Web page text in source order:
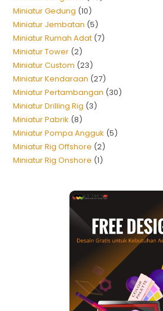
Miniatur Gedung 10
Miniatur Jembatan 5
Miniatur Rumah Adat 7
Miniatur Tower 2
Miniatur Custom 23
Miniatur Kendaraan 27
Miniatur Pertambangan 30
Miniatur Drilling Rig 3
Miniatur Pabrik 8
Miniatur Pompa Angguk 5
Miniatur Rig Offshore 2
Miniatur Rig Onshore 1